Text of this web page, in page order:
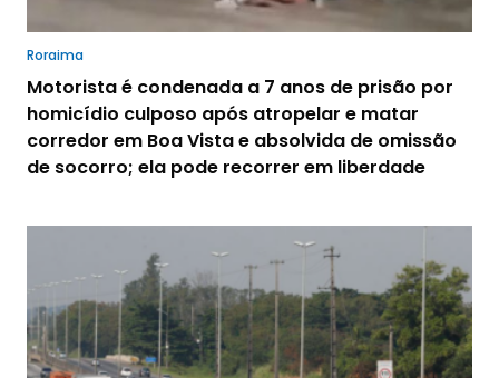
Roraima
Motorista é condenada a 7 anos de prisão por
homicídio culposo após atropelar e matar
corredor em Boa Vista e absolvida de omissão
de socorro; ela pode recorrer em liberdade